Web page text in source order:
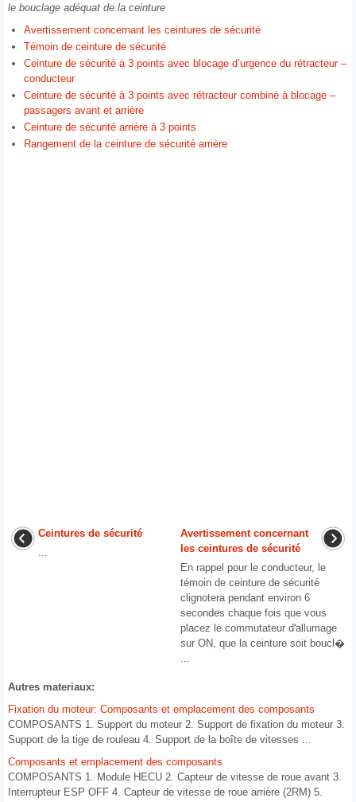
le bouclage adéquat de la ceinture
Avertissement concernant les ceintures de sécurité
Témoin de ceinture de sécurité
Ceinture de sécurité à 3 points avec blocage d’urgence du rétracteur –
conducteur
Ceinture de sécurité à 3 points avec rétracteur combiné à blocage –
passagers avant et arrière
Ceinture de sécurité arrière à 3 points
Rangement de la ceinture de sécurité arrière
Ceintures de sécurité
...
Avertissement concernant
les ceintures de sécurité
En rappel pour le conducteur, le
témoin de ceinture de sécurité
clignotera pendant environ 6
secondes chaque fois que vous
placez le commutateur d'allumage
sur ON, que la ceinture soit boucl�
...
Autres materiaux:
Fixation du moteur: Composants et emplacement des composants
COMPOSANTS 1. Support du moteur 2. Support de fixation du moteur 3.
Support de la tige de rouleau 4. Support de la boîte de vitesses ...
Composants et emplacement des composants
COMPOSANTS 1. Module HECU 2. Capteur de vitesse de roue avant 3.
Interrupteur ESP OFF 4. Capteur de vitesse de roue arrière (2RM) 5.